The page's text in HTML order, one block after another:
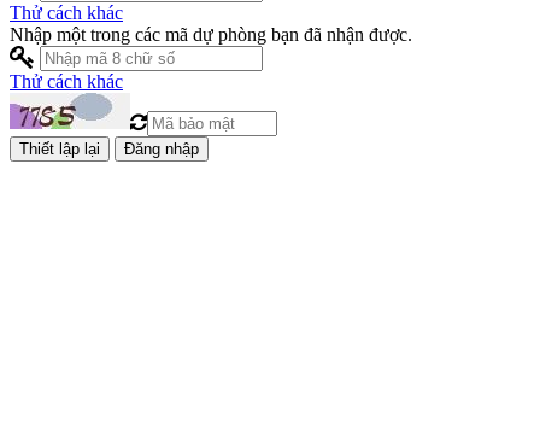
Thử cách khác
Nhập một trong các mã dự phòng bạn đã nhận được.
Thử cách khác
Đăng nhập